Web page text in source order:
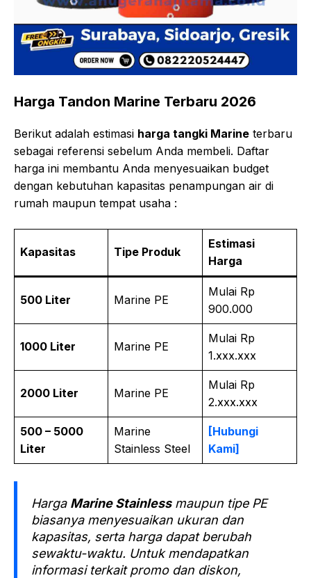
Harga Tandon Marine Terbaru 2026
Berikut adalah estimasi harga tangki Marine terbaru
sebagai referensi sebelum Anda membeli. Daftar
harga ini membantu Anda menyesuaikan budget
dengan kebutuhan kapasitas penampungan air di
rumah maupun tempat usaha :
Kapasitas Tipe Produk
Estimasi
Harga
500 Liter Marine PE
Mulai Rp
900.000
1000 Liter Marine PE
Mulai Rp
1.xxx.xxx
2000 Liter Marine PE
Mulai Rp
2.xxx.xxx
500 – 5000
Liter
Marine
Stainless Steel
[Hubungi
Kami]
Harga Marine Stainlessmaupun tipe PE
biasanya menyesuaikan ukuran dan
kapasitas, serta harga dapat berubah
sewaktu-waktu. Untuk mendapatkan
informasi terkait promo dan diskon,